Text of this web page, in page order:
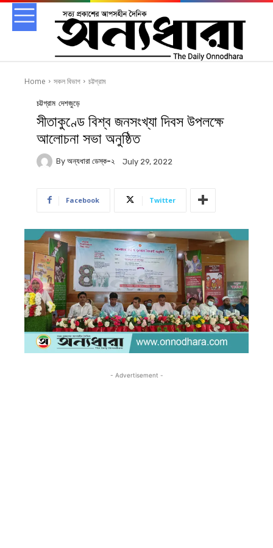
Home সকল বিভাগ চট্টগ্রাম
চট্টগ্রাম দেশজুড়ে
সীতাকুণ্ডে বিশ্ব জনসংখ্যা দিবস উপলক্ষে
আলোচনা সভা অনুষ্ঠিত
By অন্যধারা ডেস্ক-২ July 29, 2022
Facebook Twitter
- Advertisement -